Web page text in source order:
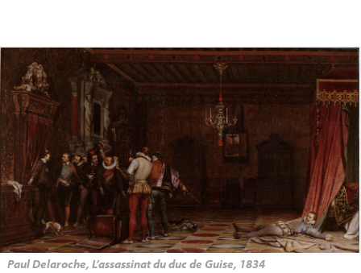
Paul Delaroche, L’assassinat du duc de Guise, 1834